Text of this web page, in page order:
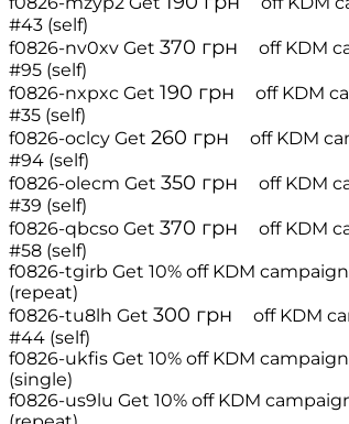
#43 (self)
f0826-nv0xv Get 370 грн off KDM
#95 (self)
f0826-nxpxc Get 190 грн off KDM
#35 (self)
f0826-oclcy Get 260 грн off KDM
#94 (self)
f0826-olecm Get 350 грн off KDM
#39 (self)
f0826-qbcso Get 370 грн off KDM
#58 (self)
f0826-tgirb Get 10% off KDM
(repeat)
f0826-tu8lh Get 300 грн off KDM
#44 (self)
f0826-ukfis Get 10% off KDM
(single)
f0826-us9lu Get 10% off KDM